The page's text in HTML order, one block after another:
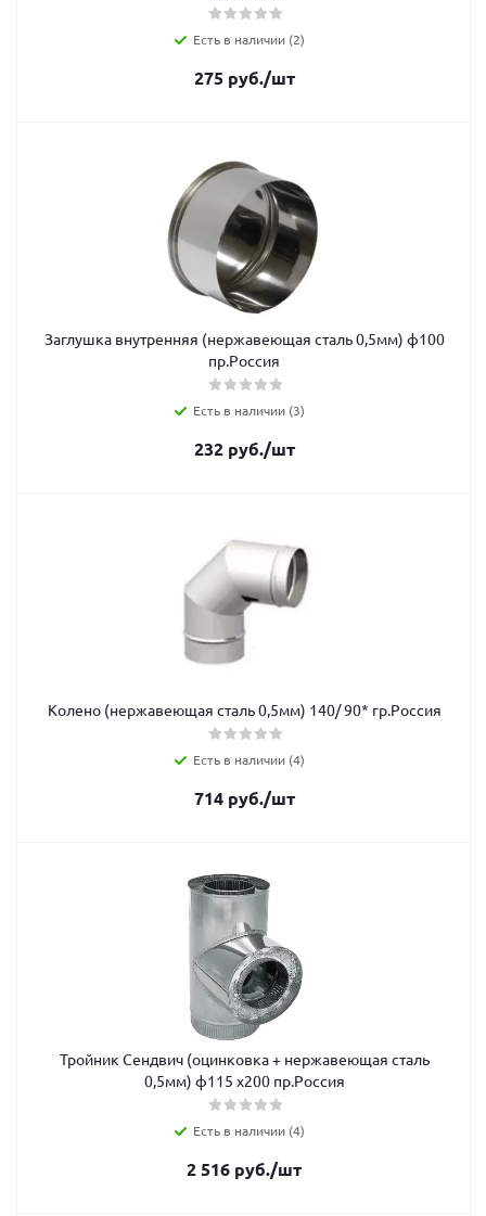
Есть в наличии (2)
275руб./шт
Заглушка внутренняя (нержавеющая сталь 0,5мм) ф100
пр.Россия
Есть в наличии (3)
232руб./шт
Колено (нержавеющая сталь 0,5мм) 140/ 90* гр.Россия
Есть в наличии (4)
714руб./шт
Тройник Сендвич (оцинковка + нержавеющая сталь
0,5мм) ф115 х200 пр.Россия
Есть в наличии (4)
2 516 руб./шт